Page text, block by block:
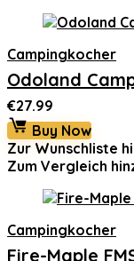
Campingkocher
Odoland
€27.99
Buy Now
Zur Wunschliste
Zum Vergleich
Campingkocher
Fire-Maple